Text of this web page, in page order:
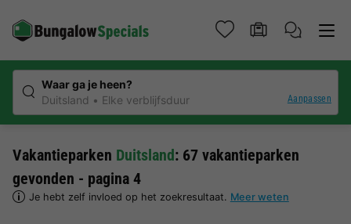
Waar ga je heen?
Duitsland
Elke verblijfsduur Aanpassen
Vakantieparken Duitsland: 67 vakantieparken
gevonden - pagina 4
Je hebt zelf invloed op het zoekresultaat. Meer weten